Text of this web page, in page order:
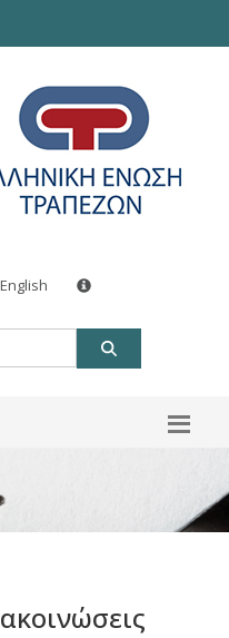
English